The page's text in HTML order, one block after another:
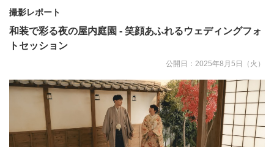
撮影レポート
衣装 ムービー
アクセス/TEL スタジオトップ
こだわりポイント
撮影レポート
和装で彩る夜の屋内庭園 - 笑顔あふれるウェディングフォ
トセッション
公開日：2025年8月5日（火）